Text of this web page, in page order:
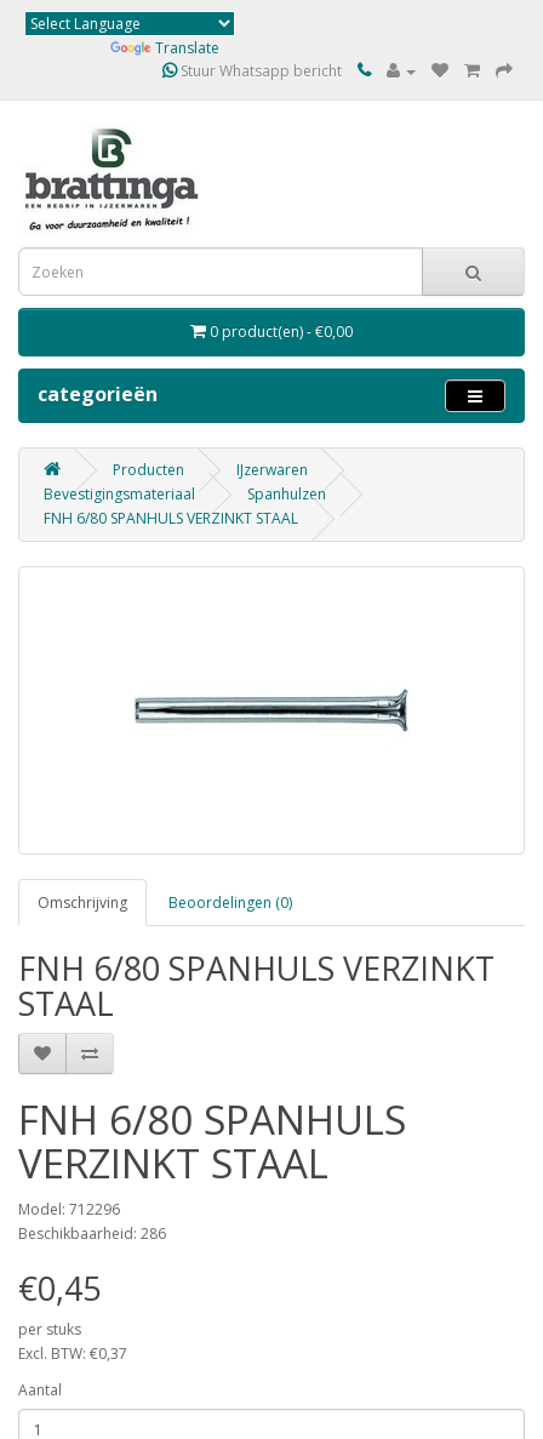
Translate
Stuur Whatsapp bericht
0 product(en) - €0,00
categorieën
Producten
IJzerwaren
Bevestigingsmateriaal
Spanhulzen
FNH 6/80 SPANHULS VERZINKT STAAL
Omschrijving Beoordelingen (0)
FNH 6/80 SPANHULS VERZINKT
STAAL
FNH 6/80 SPANHULS
VERZINKT STAAL
Model: 712296
Beschikbaarheid: 286
€0,45
per stuks
Excl. BTW: €0,37
Aantal